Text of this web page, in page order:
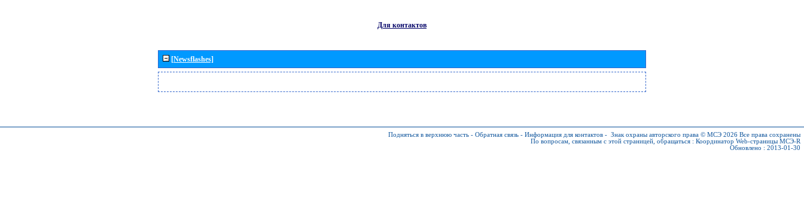
Для контактов
[Newsflashes]
Подняться в верхнюю часть - Обратная связь - Информация для контактов - Знак охраны авторского права © МСЭ 2026 Все права сохранены
По вопросам, связанным с этой страницей, обращаться : Координатор Web-страницы МСЭ-R
Обновлено : 2013-01-30